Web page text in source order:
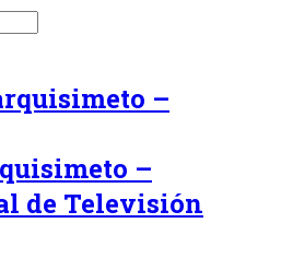
–
de Televisión